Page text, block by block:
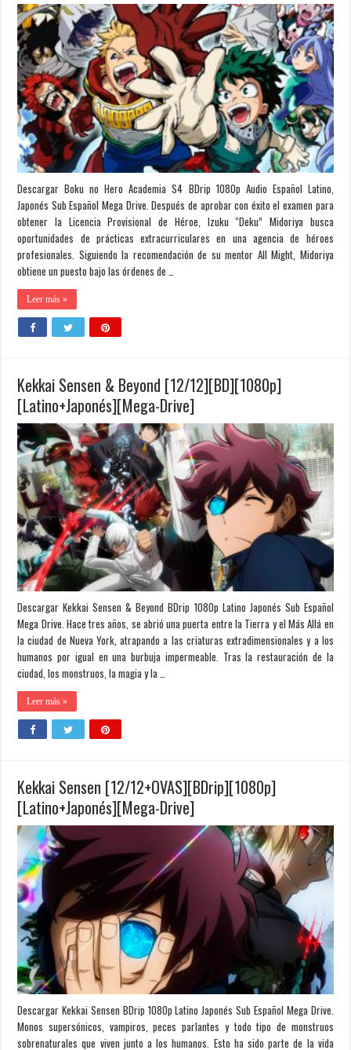
Descargar Boku no Hero Academia S4 BDrip 1080p Audio Español Latino,
Japonés Sub Español Mega Drive. Después de aprobar con éxito el examen para
obtener la Licencia Provisional de Héroe, Izuku “Deku” Midoriya busca
oportunidades de prácticas extracurriculares en una agencia de héroes
profesionales. Siguiendo la recomendación de su mentor All Might, Midoriya
obtiene un puesto bajo las órdenes de …
Leer más »
Kekkai Sensen & Beyond [12/12][BD][1080p]
[Latino+Japonés][Mega-Drive]
Descargar Kekkai Sensen & Beyond BDrip 1080p Latino Japonés Sub Español
Mega Drive. Hace tres años, se abrió una puerta entre la Tierra y el Más Allá en
la ciudad de Nueva York, atrapando a las criaturas extradimensionales y a los
humanos por igual en una burbuja impermeable. Tras la restauración de la
ciudad, los monstruos, la magia y la …
Leer más »
Kekkai Sensen [12/12+OVAS][BDrip][1080p]
[Latino+Japonés][Mega-Drive]
Descargar Kekkai Sensen BDrip 1080p Latino Japonés Sub Español Mega Drive.
Monos supersónicos, vampiros, peces parlantes y todo tipo de monstruos
sobrenaturales que viven junto a los humanos. Esto ha sido parte de la vida